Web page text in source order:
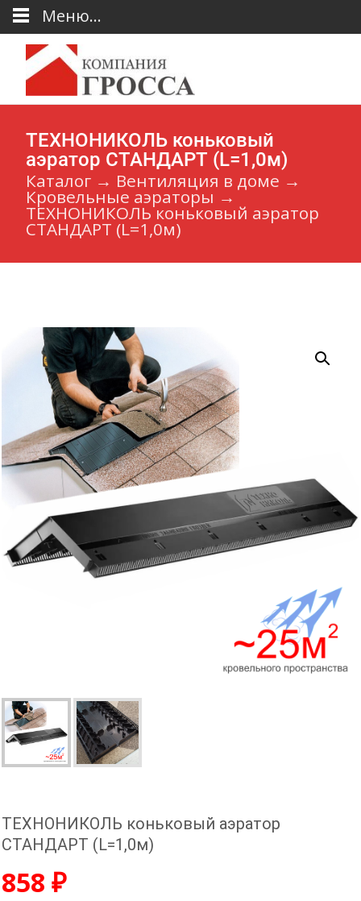
ТЕХНОНИКОЛЬ коньковый
аэратор СТАНДАРТ (L=1,0м)
Каталог → Вентиляция в доме →
Кровельные аэраторы →
ТЕХНОНИКОЛЬ коньковый аэратор
СТАНДАРТ (L=1,0м)
ТЕХНОНИКОЛЬ коньковый аэратор
СТАНДАРТ (L=1,0м)
858 ₽
Меню...